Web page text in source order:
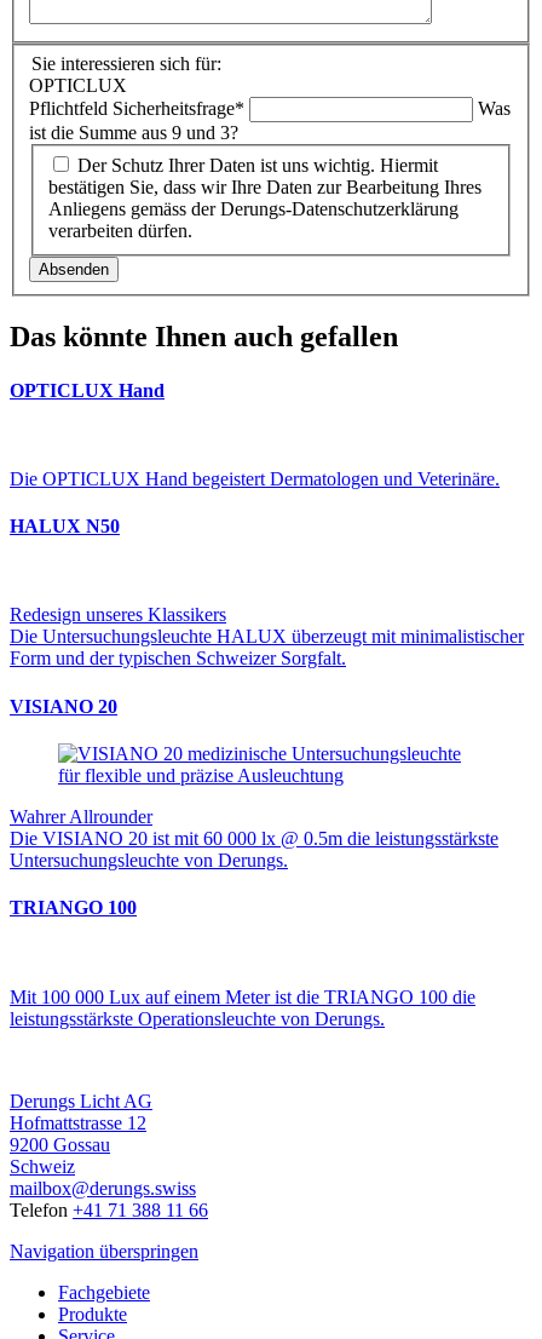
Sie interessieren sich für:
OPTICLUX
Pflichtfeld Sicherheitsfrage*
Was
ist die Summe aus 9 und 3?
Der Schutz Ihrer Daten ist uns wichtig. Hiermit
bestätigen Sie, dass wir Ihre Daten zur Bearbeitung Ihres
Anliegens gemäss der Derungs-Datenschutzerklärung
verarbeiten dürfen.
Absenden
Das könnte Ihnen auch gefallen
OPTICLUX Hand
Die OPTICLUX Hand begeistert Dermatologen und Veterinäre.
HALUX N50
Redesign unseres Klassikers
Die Untersuchungsleuchte HALUX überzeugt mit minimalistischer
Form und der typischen Schweizer Sorgfalt.
VISIANO 20
Wahrer Allrounder
Die VISIANO 20 ist mit 60 000 lx @ 0.5m die leistungsstärkste
Untersuchungsleuchte von Derungs.
TRIANGO 100
Mit 100 000 Lux auf einem Meter ist die TRIANGO 100 die
leistungsstärkste Operationsleuchte von Derungs.
Derungs Licht AG
Hofmattstrasse 12
9200 Gossau
Schweiz
mailbox@derungs.swiss
Telefon +41 71 388 11 66
Navigation überspringen
Fachgebiete
Produkte